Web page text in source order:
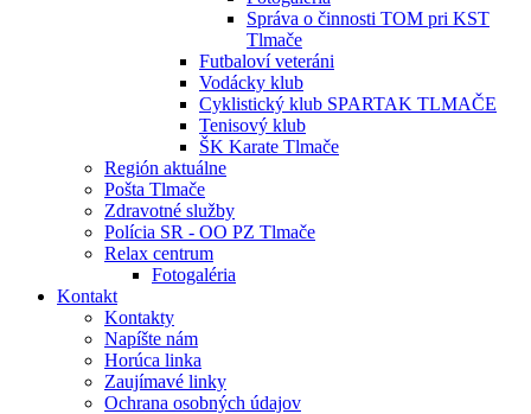
Správa o činnosti TOM pri KST
Tlmače
Futbaloví veteráni
Vodácky klub
Cyklistický klub SPARTAK TLMAČE
Tenisový klub
ŠK Karate Tlmače
Región aktuálne
Pošta Tlmače
Zdravotné služby
Polícia SR - OO PZ Tlmače
Relax centrum
Fotogaléria
Kontakt
Kontakty
Napíšte nám
Horúca linka
Zaujímavé linky
Ochrana osobných údajov